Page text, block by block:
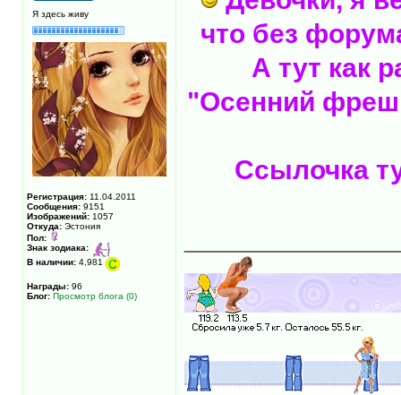
Я здесь живу
Регистрация: 11.04.2011
Сообщения: 9151
Изображений: 1057
Откуда: Эстония
Пол:
Знак зодиака:
В наличии: 4,981
Награды: 96
Блог: Просмотр блога (0)
что без
А тут как
"Осенний
Ссылочка